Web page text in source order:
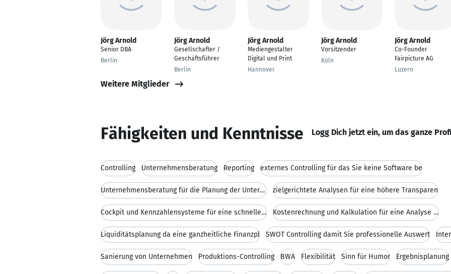
Jörg Arnold
Senior DBA
Berlin
Jörg Arnold
Gesellschafter /
Geschäftsführer
Berlin
Jörg Arnold
Mediengestalter
Digital und Print
Hannover
Jörg Arnold
Vorsitzender
Köln
Jörg Arnold
Co-Founder
Fairpicture AG
Luzern
Weitere Mitglieder
Fähigkeiten und Kenntnisse Logg Dich jetzt ein, um das ganze
Controlling Unternehmensberatung Reporting externes Controlling für das Sie keine Software be
Unternehmensberatung für die Planung der Unternehm zielgerichtete Analysen für eine höhere Transparen
Cockpit und Kennzahlensysteme für eine schnelle Er Kostenrechnung und Kalkulation für eine Analyse un
Liquiditätsplanung da eine ganzheitliche Finanzpl SWOT Controlling damit Sie professionelle Auswert
Sanierung von Unternehmen Produktions-Controlling BWA Flexibilität Sinn für Humor Ergebnisplanung